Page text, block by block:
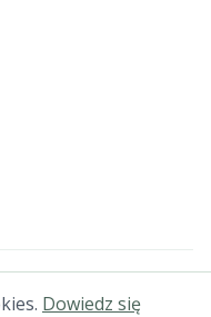
zastrzeżone.
Dowiedz się